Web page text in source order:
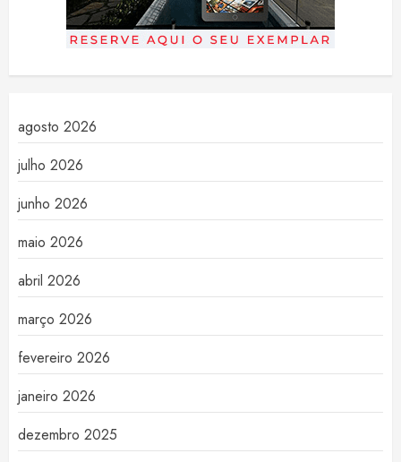
agosto 2026
julho 2026
junho 2026
maio 2026
abril 2026
março 2026
fevereiro 2026
janeiro 2026
dezembro 2025